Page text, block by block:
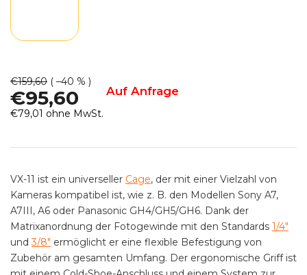
€159,60 ( –40 % )
€95,60 Auf Anfrage
€79,01 ohne MwSt.
VX-11 ist ein universeller Cage, der mit einer Vielzahl von
Kameras kompatibel ist, wie z. B. den Modellen Sony A7,
A7III, A6 oder Panasonic GH4/GH5/GH6. Dank der
Matrixanordnung der Fotogewinde mit den Standards 1/4"
und3/8" ermöglicht er eine flexible Befestigung von
Zubehör am gesamten Umfang. Der ergonomische Griff ist